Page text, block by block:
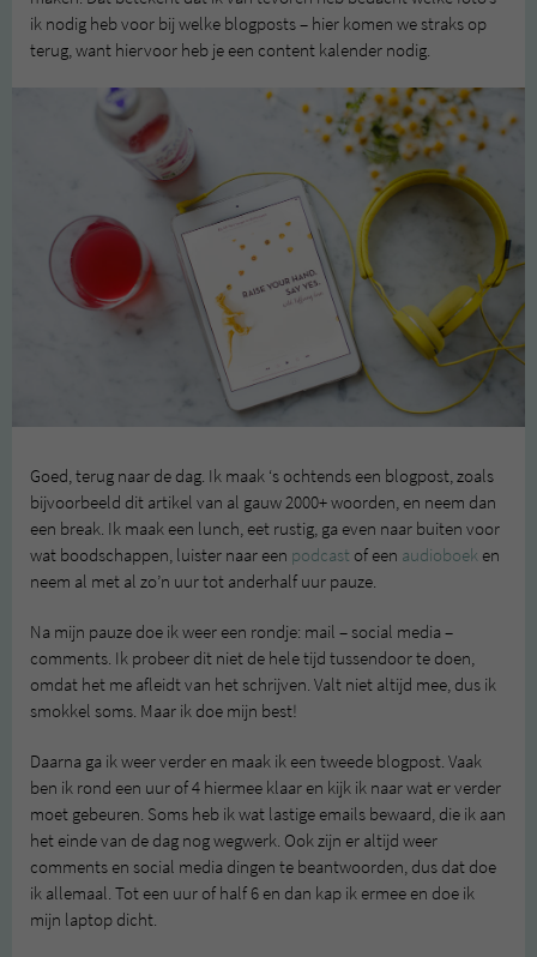
ik nodig heb voor bij welke blogposts – hier komen we straks op
terug, want hiervoor heb je een content kalender nodig.
Goed, terug naar de dag. Ik maak ‘s ochtends een blogpost, zoals
bijvoorbeeld dit artikel van al gauw 2000+ woorden, en neem dan
een break. Ik maak een lunch, eet rustig, ga even naar buiten voor
wat boodschappen, luister naar een podcast of een audioboek en
neem al met al zo’n uur tot anderhalf uur pauze.
Na mijn pauze doe ik weer een rondje: mail – social media –
comments. Ik probeer dit niet de hele tijd tussendoor te doen,
omdat het me afleidt van het schrijven. Valt niet altijd mee, dus ik
smokkel soms. Maar ik doe mijn best!
Daarna ga ik weer verder en maak ik een tweede blogpost. Vaak
ben ik rond een uur of 4 hiermee klaar en kijk ik naar wat er verder
moet gebeuren. Soms heb ik wat lastige emails bewaard, die ik aan
het einde van de dag nog wegwerk. Ook zijn er altijd weer
comments en social media dingen te beantwoorden, dus dat doe
ik allemaal. Tot een uur of half 6 en dan kap ik ermee en doe ik
mijn laptop dicht.